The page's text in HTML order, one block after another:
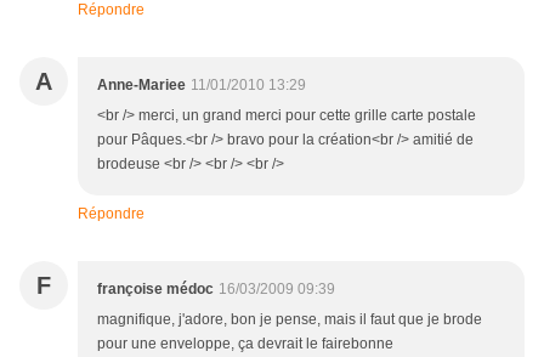
Répondre
A Anne-Mariee 11/01/2010 13:29
<br /> merci, un grand merci pour cette grille carte postale
pour Pâques.<br /> bravo pour la création<br /> amitié de
brodeuse <br /> <br /> <br />
Répondre
F françoise médoc 16/03/2009 09:39
magnifique, j'adore, bon je pense, mais il faut que je brode
pour une enveloppe, ça devrait le fairebonne